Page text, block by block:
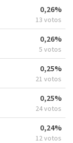
0,26%
13 votos
0,26%
5 votos
0,25%
21 votos
0,25%
24 votos
0,24%
12 votos